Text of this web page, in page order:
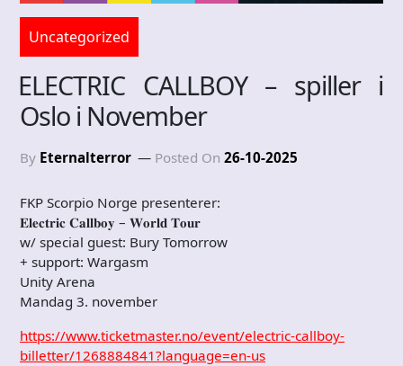
Uncategorized
ELECTRIC CALLBOY – spiller i
Oslo i November
By Eternalterror Posted On 26-10-2025
FKP Scorpio Norge presenterer:
𝐄𝐥𝐞𝐜𝐭𝐫𝐢𝐜 𝐂𝐚𝐥𝐥𝐛𝐨𝐲 – 𝐖𝐨𝐫𝐥𝐝 𝐓𝐨𝐮𝐫
w/ special guest: Bury Tomorrow
+ support: Wargasm
Unity Arena
Mandag 3. november
https://www.ticketmaster.no/event/electric-callboy-
billetter/1268884841?language=en-us